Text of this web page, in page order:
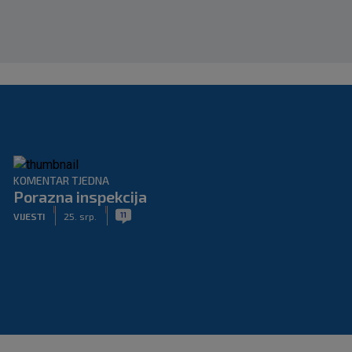
KOMENTAR TJEDNA
Porazna inspekcija
VIJESTI 25. srp. 11